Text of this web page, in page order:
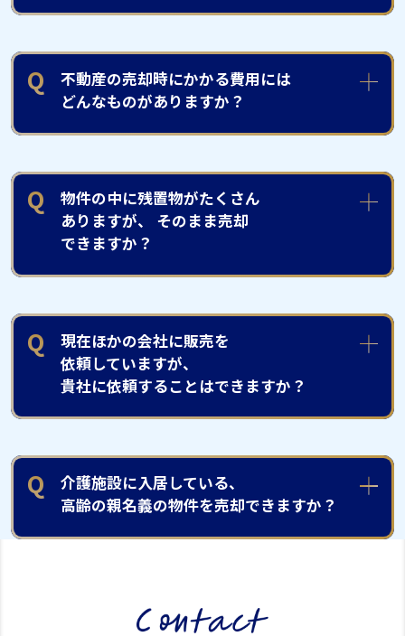
Q
不動産の売却時にかかる費用には
どんなものがありますか？
Q
物件の中に残置物がたくさん
ありますが、
そのまま売却
できますか？
Q
現在ほかの会社に販売を
依頼していますが、
貴社に依頼することはできますか？
Q
介護施設に入居している、
高齢の親名義の物件を売却できますか？